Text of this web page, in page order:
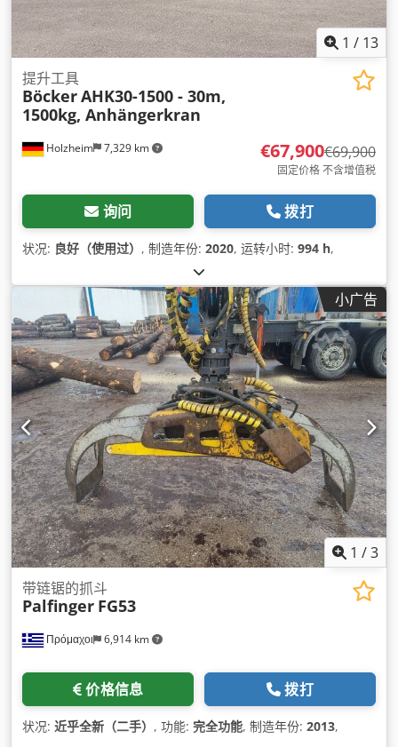
1 / 13
Holzheim 7,329 km
提升工具
BöckerAHK30-1500 - 30m,
1500kg, Anhängerkran
€67,900€69,900
固定价格 不含增值税
询问 拨打
状况: 良好（使用过） , 制造年份: 2020, 运转小时: 994 h,
小广告
1 /3
Πρόμαχοι 6,914 km
带链锯的抓斗
Palfinger FG53
价格信息 拨打
状况: 近乎全新（二手） , 功能: 完全功能, 制造年份: 2013,